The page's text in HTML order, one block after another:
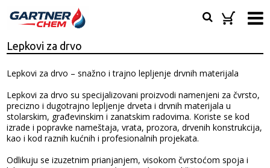
Lepkovi za drvo
Lepkovi za drvo – snažno i trajno lepljenje drvnih materijala
Lepkovi za drvo su specijalizovani proizvodi namenjeni za čvrsto,
precizno i dugotrajno lepljenje drveta i drvnih materijala u
stolarskim, građevinskim i zanatskim radovima. Koriste se kod
izrade i popravke nameštaja, vrata, prozora, drvenih konstrukcija,
kao i kod raznih kućnih i profesionalnih projekata.
Odlikuju se izuzetnim prianjanjem, visokom čvrstoćom spoja i